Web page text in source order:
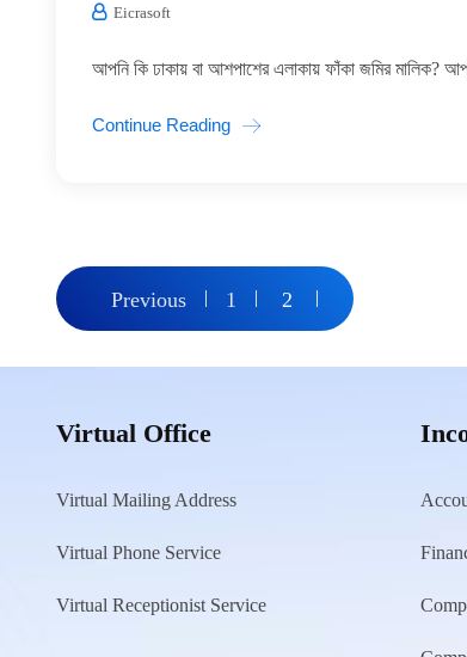
Eicrasoft
আপনি কি ঢাকায় বা আশপাশের এলাকায় ফাঁকা জমির মালিক?
Continue Reading
Posts
pagination
Previous 1 2
Virtual Office
Virtual Mailing Address
Virtual Phone Service
Virtual Receptionist Service